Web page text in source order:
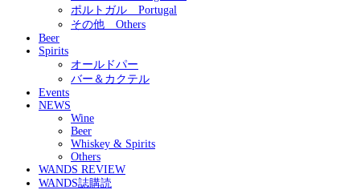
ポルトガル Portugal
その他 Others
Beer
Spirits
オールドパー
バー＆カクテル
Events
NEWS
Wine
Beer
Whiskey & Spirits
Others
WANDS REVIEW
WANDS誌購読